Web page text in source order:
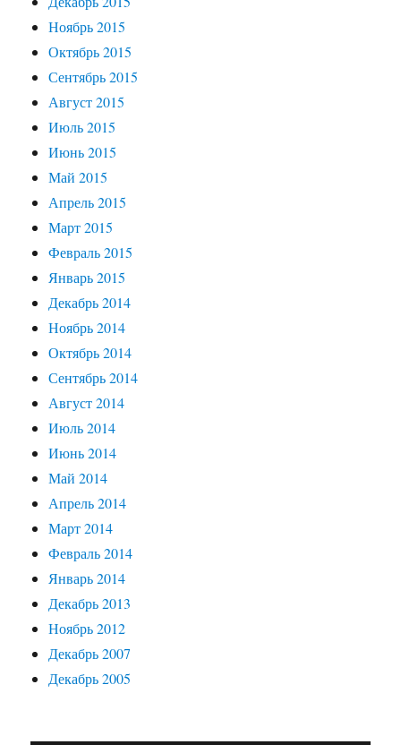
Ноябрь 2015
Октябрь 2015
Сентябрь 2015
Август 2015
Июль 2015
Июнь 2015
Май 2015
Апрель 2015
Март 2015
Февраль 2015
Январь 2015
Декабрь 2014
Ноябрь 2014
Октябрь 2014
Сентябрь 2014
Август 2014
Июль 2014
Июнь 2014
Май 2014
Апрель 2014
Март 2014
Февраль 2014
Январь 2014
Декабрь 2013
Ноябрь 2012
Декабрь 2007
Декабрь 2005